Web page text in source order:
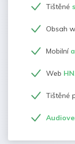
Tištěné
Obsah
Mobilní
Web
Tištěné